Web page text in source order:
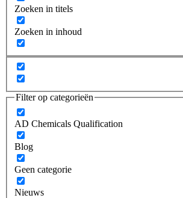
Zoeken in titels
Zoeken in inhoud
Filter op categorieën
AD Chemicals Qualification
Blog
Geen categorie
Nieuws